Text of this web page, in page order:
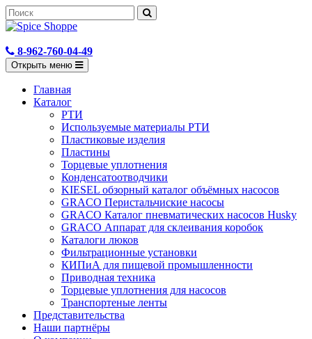
8-962-760-04-49
Открыть меню
Главная
Каталог
РТИ
Используемые материалы РТИ
Пластиковые изделия
Пластины
Торцевые уплотнения
Конденсатоотводчики
KIESEL обзорный каталог объёмных насосов
GRACO Перистальчиские насосы
GRACO Каталог пневматических насосов Husky
GRACO Аппарат для склеивания коробок
Каталоги люков
Фильтрационные установки
КИПиА для пищевой промышленности
Приводная техника
Торцевые уплотнения для насосов
Транспортеные ленты
Представительства
Наши партнёры